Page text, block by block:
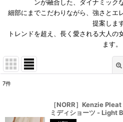
ンが融合した、ダイナミック
細部にまでこだわりながら、強さとエ
提案しま
トレンドを超え、長く愛される大人の
ます。
7件
［NORR］Kenzie
ミディショーツ - Light